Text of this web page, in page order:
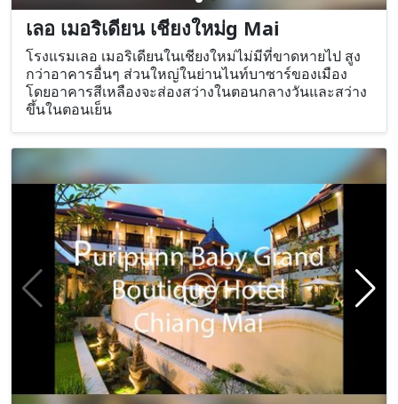
เลอ เมอริเดียน เชียงใหม่g Mai
โรงแรมเลอ เมอริเดียนในเชียงใหม่ไม่มีที่ขาดหายไป สูง
กว่าอาคารอื่นๆ ส่วนใหญ่ในย่านไนท์บาซาร์ของเมือง
โดยอาคารสีเหลืองจะส่องสว่างในตอนกลางวันและสว่าง
ขึ้นในตอนเย็น